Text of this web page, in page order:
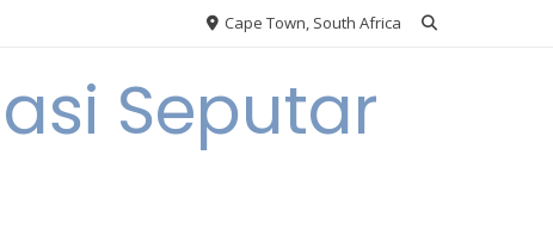
Cape Town, South Africa
Seputar